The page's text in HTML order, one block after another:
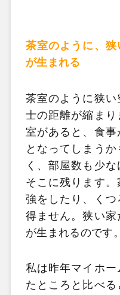
茶室のように、
が生まれる
茶室のように狭い
士の距離が縮ま
室があると、食
となってしまう
く、部屋数も少
そこに残ります
強をしたり、く
得ません。狭い
が生まれるのです。
私は昨年マイホ
たところと比べ